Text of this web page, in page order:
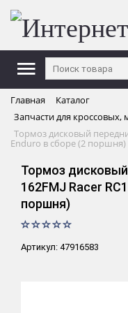
Главная
Каталог
Запчасти для кроссовых,
Тормоз дисковый
Enduro в сборе (2 поршня)
Тормоз
162FMJ Racer
поршня)
Артикул: 47916583